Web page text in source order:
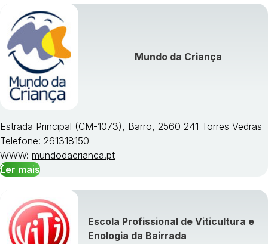
Visualizar todos os cursos »
Mundo da Criança
Estrada Principal (CM-1073), Barro, 2560 241 Torres Vedras
Telefone: 261318150
WWW: mundodacrianca.pt
Ler mais
Escola Profissional de Viticultura e
Enologia da Bairrada